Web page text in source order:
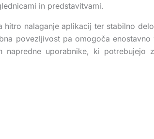
in predstavitvami.
nalaganje aplikacij ter stabilno
povezljivost pa omogoča
uporabnike, ki potrebujejo